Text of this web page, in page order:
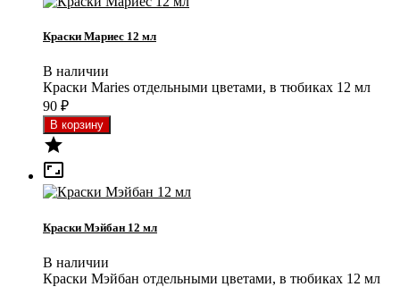
Краски Мариес 12 мл
В наличии
Краски Maries отдельными цветами, в тюбиках 12 мл
90 ₽


Краски Мэйбан 12 мл
В наличии
Краски Мэйбан отдельными цветами, в тюбиках 12 мл